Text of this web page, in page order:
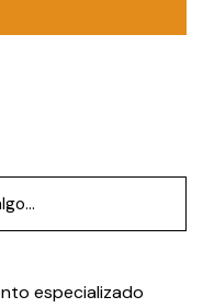
especializado